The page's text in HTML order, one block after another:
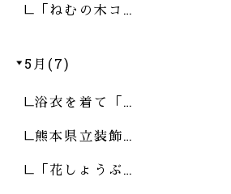
「ねむの木コ…
5月(7)
浴衣を着て「…
熊本県立装飾…
「花しょうぶ…